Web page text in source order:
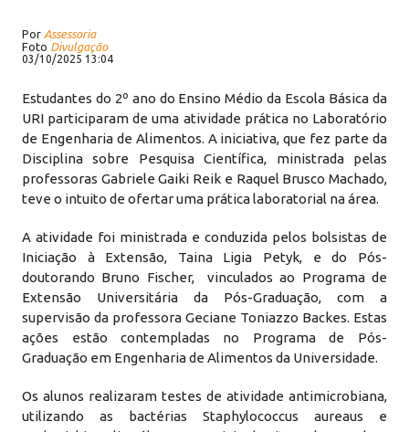
Por Assessoria
Foto Divulgação
03/10/2025 13:04
Estudantes do 2º ano do Ensino Médio da Escola Básica da
URI participaram de uma atividade prática no Laboratório
de Engenharia de Alimentos. A iniciativa, que fez parte da
Disciplina sobre Pesquisa Científica, ministrada pelas
professoras Gabriele Gaiki Reik e Raquel Brusco Machado,
teve o intuito de ofertar uma prática laboratorial na área.
A atividade foi ministrada e conduzida pelos bolsistas de
Iniciação à Extensão, Taina Ligia Petyk, e do Pós-
doutorando Bruno Fischer, vinculados ao Programa de
Extensão Universitária da Pós-Graduação, com a
supervisão da professora Geciane Toniazzo Backes. Estas
ações estão contempladas no Programa de Pós-
Graduação em Engenharia de Alimentos da Universidade.
Os alunos realizaram testes de atividade antimicrobiana,
utilizando as bactérias Staphylococcus aureaus e